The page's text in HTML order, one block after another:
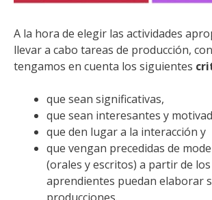
A la hora de elegir las actividades
llevar a cabo tareas de producción,
tengamos en cuenta los siguientes
que sean significativas,
que sean interesantes y
que den lugar a la interacción y
que vengan precedidas de
(orales y escritos) a partir de
aprendientes puedan elaborar